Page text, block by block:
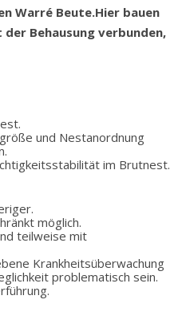
Warré Beute.Hier bauen
Behausung verbunden,
und Nestanordnung
im Brutnest.
möglich.
teilweise mit
Krankheitsüberwachung
problematisch sein.